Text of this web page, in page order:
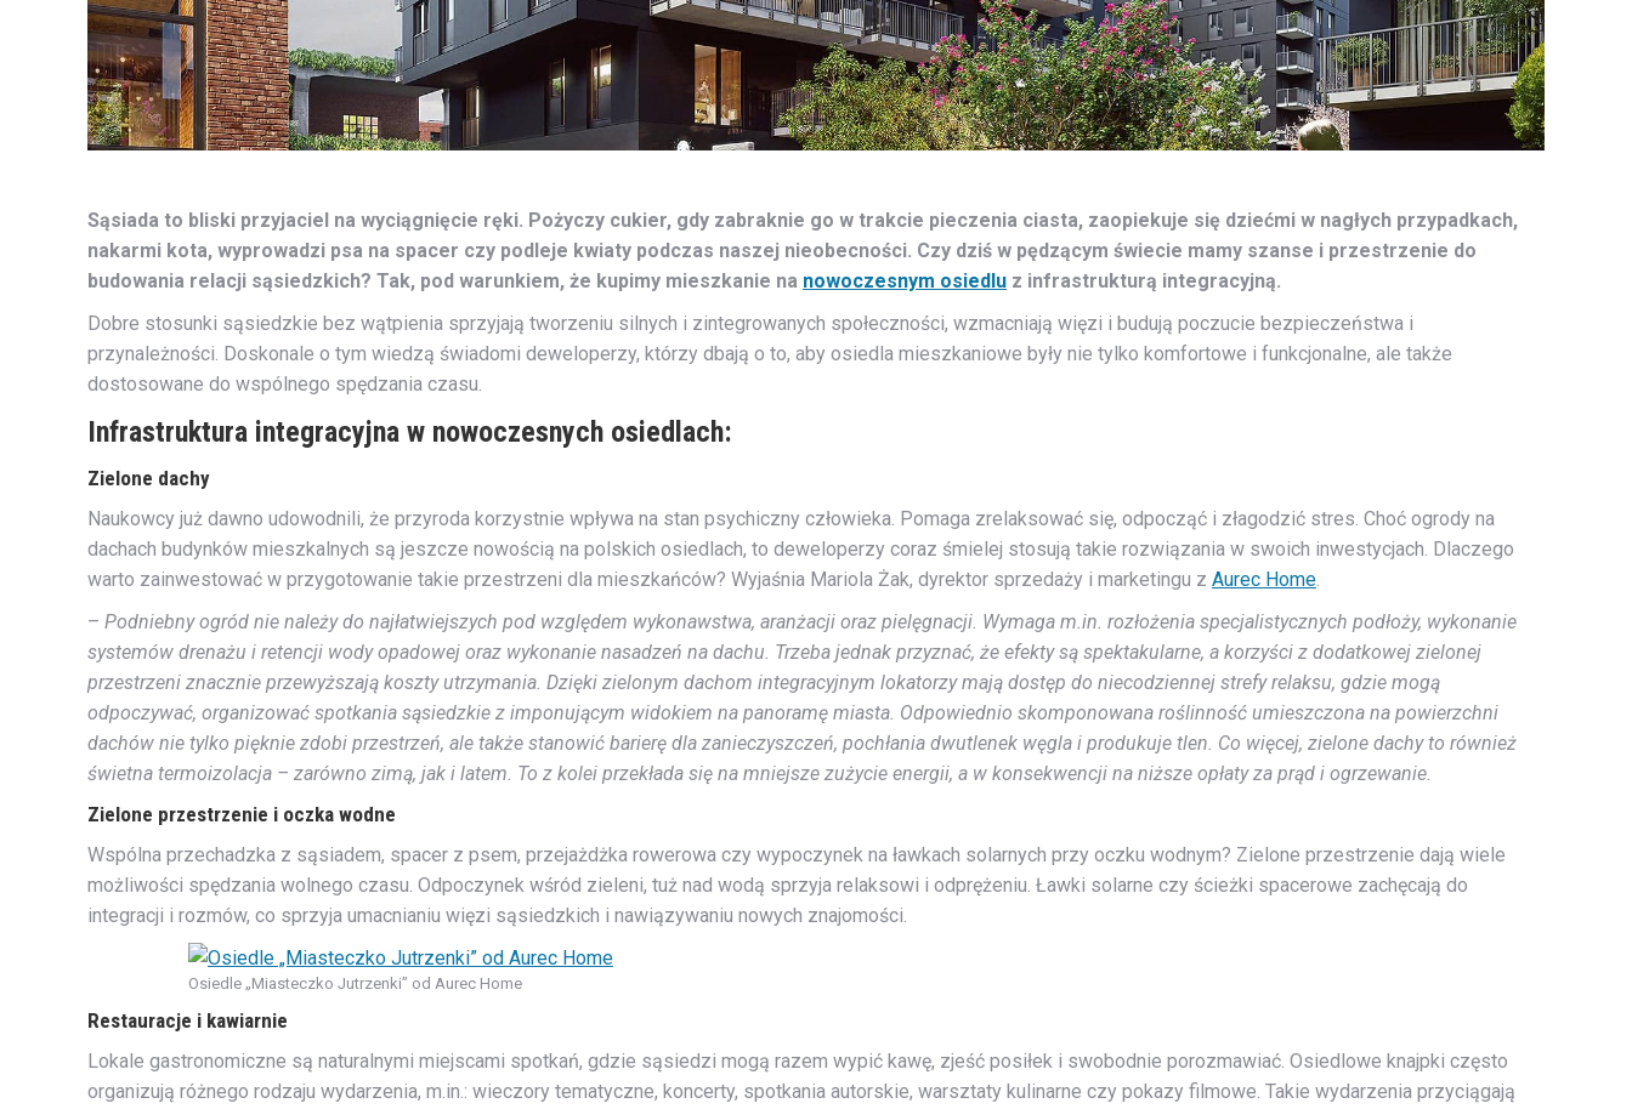
Sąsiada to bliski przyjaciel na wyciągnięcie ręki. Pożyczy cukier, gdy zabraknie go w trakcie pieczenia ciasta, zaopiekuje się dziećmi w nagłych przypadkach,
nakarmi kota, wyprowadzi psa na spacer czy podleje kwiaty podczas naszej nieobecności. Czy dziś w pędzącym świecie mamy szanse i przestrzenie do
budowania relacji sąsiedzkich? Tak, pod warunkiem, że kupimy mieszkanie na nowoczesnym osiedlu z infrastrukturą integracyjną.
Dobre stosunki sąsiedzkie bez wątpienia sprzyjają tworzeniu silnych i zintegrowanych społeczności, wzmacniają więzi i budują poczucie bezpieczeństwa i
przynależności. Doskonale o tym wiedzą świadomi deweloperzy, którzy dbają o to, aby osiedla mieszkaniowe były nie tylko komfortowe i funkcjonalne, ale także
dostosowane do wspólnego spędzania czasu.
Infrastruktura integracyjna w nowoczesnych osiedlach:
Zielone dachy
Naukowcy już dawno udowodnili, że przyroda korzystnie wpływa na stan psychiczny człowieka. Pomaga zrelaksować się, odpocząć i złagodzić stres. Choć ogrody na
dachach budynków mieszkalnych są jeszcze nowością na polskich osiedlach, to deweloperzy coraz śmielej stosują takie rozwiązania w swoich inwestycjach. Dlaczego
warto zainwestować w przygotowanie takie przestrzeni dla mieszkańców? Wyjaśnia Mariola Żak, dyrektor sprzedaży i marketingu z Aurec Home.
– Podniebny ogród nie należy do najłatwiejszych pod względem wykonawstwa, aranżacji oraz pielęgnacji. Wymaga m.in. rozłożenia specjalistycznych podłoży, wykonanie
systemów drenażu i retencji wody opadowej oraz wykonanie nasadzeń na dachu. Trzeba jednak przyznać, że efekty są spektakularne, a korzyści z dodatkowej zielonej
przestrzeni znacznie przewyższają koszty utrzymania. Dzięki zielonym dachom integracyjnym lokatorzy mają dostęp do niecodziennej strefy relaksu, gdzie mogą
odpoczywać, organizować spotkania sąsiedzkie z imponującym widokiem na panoramę miasta. Odpowiednio skomponowana roślinność umieszczona na powierzchni
dachów nie tylko pięknie zdobi przestrzeń, ale także stanowić barierę dla zanieczyszczeń, pochłania dwutlenek węgla i produkuje tlen. Co więcej, zielone dachy to również
świetna termoizolacja – zarówno zimą, jak i latem. To z kolei przekłada się na mniejsze zużycie energii, a w konsekwencji na niższe opłaty za prąd i ogrzewanie.
Zielone przestrzenie i oczka wodne
Wspólna przechadzka z sąsiadem, spacer z psem, przejażdżka rowerowa czy wypoczynek na ławkach solarnych przy oczku wodnym? Zielone przestrzenie dają wiele
możliwości spędzania wolnego czasu. Odpoczynek wśród zieleni, tuż nad wodą sprzyja relaksowi i odprężeniu. Ławki solarne czy ścieżki spacerowe zachęcają do
integracji i rozmów, co sprzyja umacnianiu więzi sąsiedzkich i nawiązywaniu nowych znajomości.
Osiedle „Miasteczko Jutrzenki” od Aurec Home
Restauracje i kawiarnie
Lokale gastronomiczne są naturalnymi miejscami spotkań, gdzie sąsiedzi mogą razem wypić kawę, zjeść posiłek i swobodnie porozmawiać. Osiedlowe knajpki często
organizują różnego rodzaju wydarzenia, m.in.: wieczory tematyczne, koncerty, spotkania autorskie, warsztaty kulinarne czy pokazy filmowe. Takie wydarzenia przyciągają